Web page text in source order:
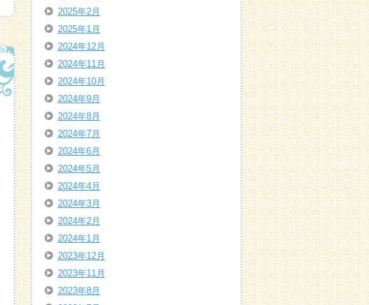
2025年2月
2025年1月
2024年12月
2024年11月
2024年10月
2024年9月
2024年8月
2024年7月
2024年6月
2024年5月
2024年4月
2024年3月
2024年2月
2024年1月
2023年12月
2023年11月
2023年8月